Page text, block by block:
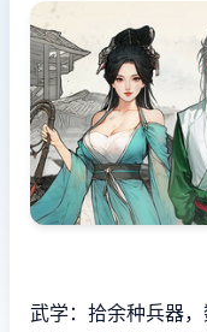
武学：拾余种兵器